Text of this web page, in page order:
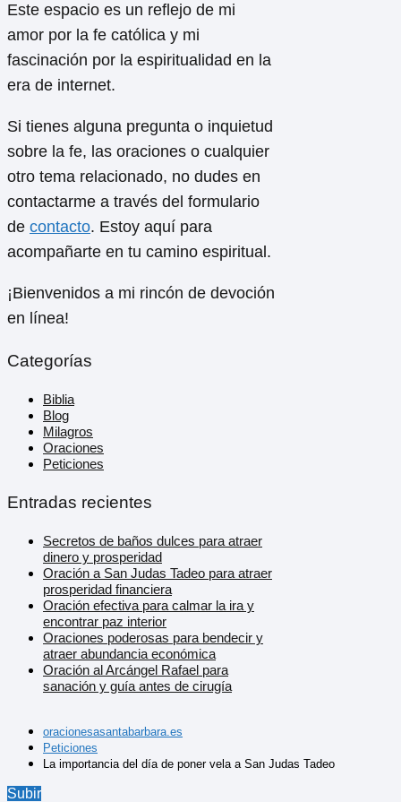
Este espacio es un reflejo de mi
amor por la fe católica y mi
fascinación por la espiritualidad en la
era de internet.
Si tienes alguna pregunta o inquietud
sobre la fe, las oraciones o cualquier
otro tema relacionado, no dudes en
contactarme a través del formulario
de contacto. Estoy aquí para
acompañarte en tu camino espiritual.
¡Bienvenidos a mi rincón de devoción
en línea!
Categorías
Biblia
Blog
Milagros
Oraciones
Peticiones
Entradas recientes
Secretos de baños dulces para atraer
dinero y prosperidad
Oración a San Judas Tadeo para atraer
prosperidad financiera
Oración efectiva para calmar la ira y
encontrar paz interior
Oraciones poderosas para bendecir y
atraer abundancia económica
Oración al Arcángel Rafael para
sanación y guía antes de cirugía
oracionesasantabarbara.es
Peticiones
La importancia del día de poner vela a San Judas Tadeo
Subir